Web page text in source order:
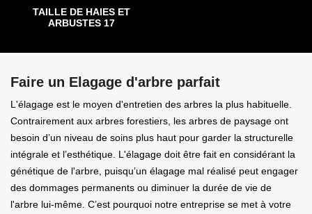
TAILLE DE HAIES ET
ARBUSTES 17
Faire un Elagage d'arbre parfait
L'élagage est le moyen d'entretien des arbres la plus habituelle.
Contrairement aux arbres forestiers, les arbres de paysage ont
besoin d’un niveau de soins plus haut pour garder la structurelle
intégrale et l’esthétique. L'élagage doit être fait en considérant la
génétique de l'arbre, puisqu’un élagage mal réalisé peut engager
des dommages permanents ou diminuer la durée de vie de
l'arbre lui-même. C’est pourquoi notre entreprise se met à votre